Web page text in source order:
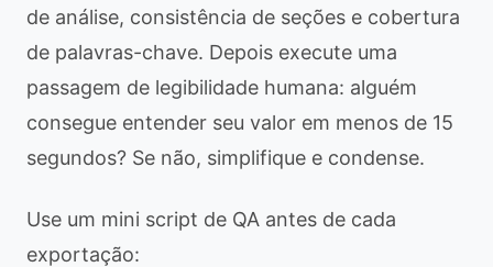
de análise, consistência de seções e cobertura
de palavras-chave. Depois execute uma
passagem de legibilidade humana: alguém
consegue entender seu valor em menos de 15
segundos? Se não, simplifique e condense.
Use um mini script de QA antes de cada
exportação: